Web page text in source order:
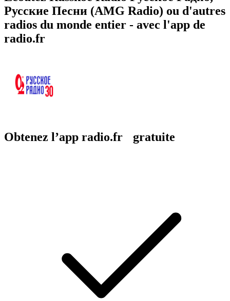
Русские Песни (AMG Radio) ou d'autres
radios du monde entier - avec l'app de
radio.fr
Obtenez l’app radio.fr gratuite